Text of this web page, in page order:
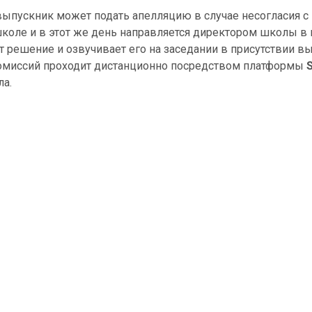
может подать апелляцию в случае несогласия с
и в этот же день направляется директором школы
и озвучивает его на заседании в присутствии
проходит дистанционно посредством платформы